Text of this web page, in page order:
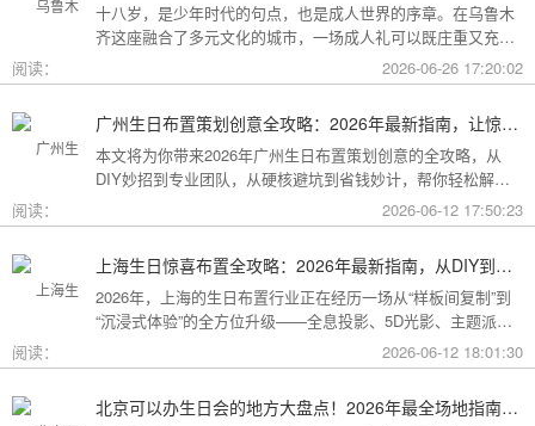
十八岁，是少年时代的句点，也是成人世界的序章。在乌鲁木
齐这座融合了多元文化的城市，一场成人礼可以既庄重又充满
创意。这份攻略为你梳理了从传统仪式到现代派对的多种可
能，希望能帮你找到最独特的那一种。
阅读： 2026-06-26 17:20:02
广州生日布置策划创意全攻略：2026年最新指南，让惊喜成为最难忘的记忆
本文将为你带来2026年广州生日布置策划创意的全攻略，从
DIY妙招到专业团队，从硬核避坑到省钱妙计，帮你轻松解锁
阅读： 2026-06-12 17:50:23
上海生日惊喜布置全攻略：2026年最新指南，从DIY到专业策划一站搞定
2026年，上海的生日布置行业正在经历一场从“样板间复制”到
“沉浸式体验”的全方位升级——全息投影、5D光影、主题派对
套餐层出不穷。本文将为你带来上海生日惊喜布置的2026年最
新全攻略，从低成本DIY到高端定制，从惊喜创意到趋势解
阅读： 2026-06-12 18:01:30
北京可以办生日会的地方大盘点！2026年最全场地指南，总有一款适合你